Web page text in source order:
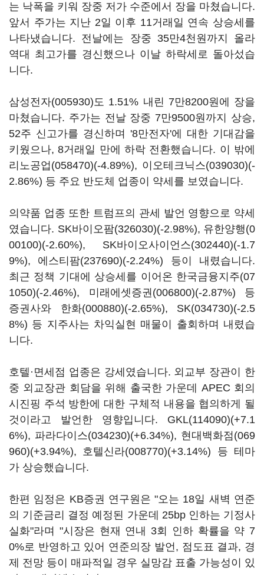
는 낙폭을 키워 장중 저가 수준에서 장을 마쳤습니다.
앞서 주가는 지난 2일 이후 11거래일 연속 상승세를
나타냈습니다. 전날에는 장중 35만4천원까지 올라
역대 최고가를 경신했으나 이날 하락세로 돌아섰습
니다.
삼성전자(005930)도 1.51% 내린 7만8200원에 장을
마쳤습니다. 주가는 전날 장중 7만9500원까지 상승,
52주 신고가를 경신하며 '8만전자'에 대한 기대감을
키웠으나, 8거래일 만에 하락 전환했습니다. 이 밖에
리노공업(058470)(-4.89%), 이오테크닉스(039030)(-
2.86%) 등 주요 반도체 업종이 약세를 보였습니다.
의약품 업종 또한 트럼프의 관세 발언 영향으로 약세
였습니다. SK바이오팜(326030)(-2.98%), 유한양행(0
00100)(-2.60%), SK바이오사이언스(302440)(-1.7
9%), 에스티팜(237690)(-2.24%) 등이 내렸습니다.
최근 정책 기대에 상승세를 이어온 한국금융지주(07
1050)(-2.46%), 미래에셋증권(006800)(-2.87%) 등
증권사와 한화(000880)(-2.65%), SK(034730)(-2.5
8%) 등 지주사는 차익실현 매물이 출회하며 내렸습
니다.
호텔·면세점 업종은 강세였습니다. 외교부 장관이 한
중 외교장관 회담을 위해 출국한 가운데 APEC 회의
시진핑 주석 방한에 대한 구체적 내용을 협의하게 될
것이라고 발언한 영향입니다. GKL(114090)(+7.1
6%), 파라다이스(034230)(+6.34%), 현대백화점(069
960)(+3.94%), 호텔신라(008770)(+3.14%) 등 테마
가 상승했습니다.
한편 임정은 KB증권 연구원은 "오는 18일 새벽 연준
의 기준금리 결정 예정된 가운데 25bp 인하는 기정사
실화"라며 "시장은 현재 연내 3회 인하 확률을 약 7
0%로 반영하고 있어 연준의장 발언, 점도표 결과, 경
제 전망 등이 매파적일 경우 실망감 표출 가능성이 있